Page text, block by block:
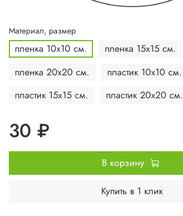
Материал, размер
пленка 10х10 см.
пленка 15х15 см.
пленка 20х20 см.
пластик 10х10 см.
пластик 15х15 см.
пластик 20х20 см.
30 ₽
В корзину
Купить в 1 клик